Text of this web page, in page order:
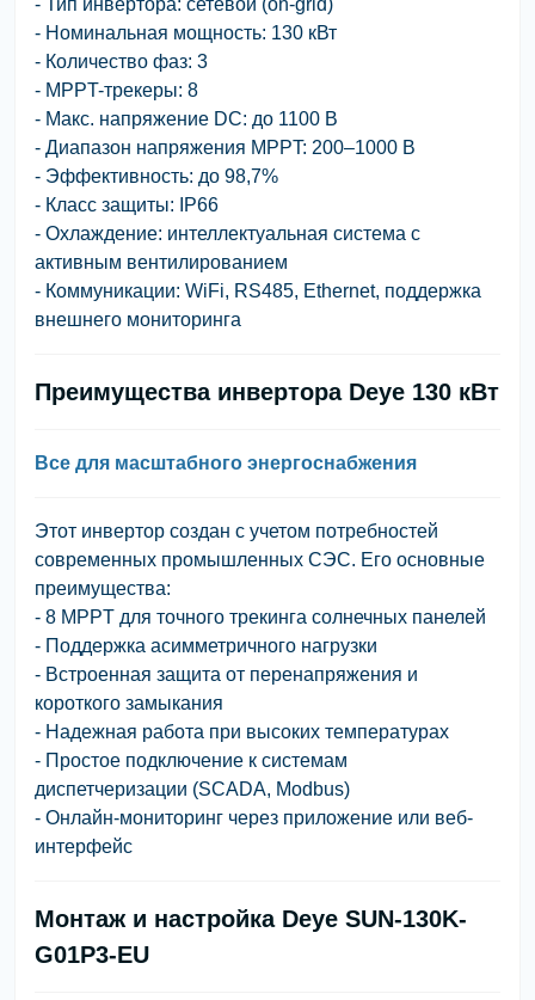
- Номинальная мощность: 130 кВт
- Количество фаз: 3
- MPPT-трекеры: 8
- Макс. напряжение DC: до 1100 В
- Диапазон напряжения MPPT: 200–1000 В
- Эффективность: до 98,7%
- Класс защиты: IP66
- Охлаждение: интеллектуальная система с
активным вентилированием
- Коммуникации: WiFi, RS485, Ethernet, поддержка
внешнего мониторинга
Преимущества инвертора Deye 130 кВт
Все для масштабного энергоснабжения
Этот инвертор создан с учетом потребностей
современных промышленных СЭС. Его основные
преимущества:
- 8 MPPT для точного трекинга солнечных панелей
- Поддержка асимметричного нагрузки
- Встроенная защита от перенапряжения и
короткого замыкания
- Надежная работа при высоких температурах
- Простое подключение к системам
диспетчеризации (SCADA, Modbus)
- Онлайн-мониторинг через приложение или веб-
интерфейс
Монтаж и настройка Deye SUN-130K-
G01P3-EU